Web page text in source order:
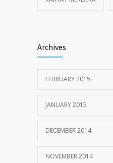
Archives
FEBRUARY 2015
JANUARY 2015
DECEMBER 2014
NOVEMBER 2014